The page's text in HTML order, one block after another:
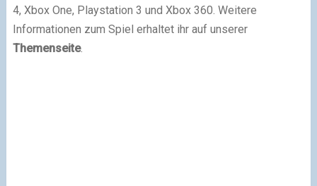
4, Xbox One, Playstation 3 und Xbox 360. Weitere
Informationen zum Spiel erhaltet ihr auf unserer
Themenseite.